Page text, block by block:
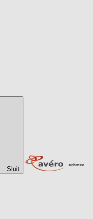
Sluit